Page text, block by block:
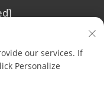
our services. If
Personalize